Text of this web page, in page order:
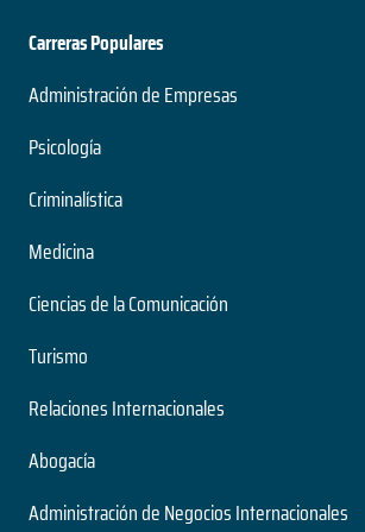
Carreras Populares
Administración de Empresas
Psicología
Criminalística
Medicina
Ciencias de la Comunicación
Turismo
Relaciones Internacionales
Abogacía
Administración de Negocios Internacionales